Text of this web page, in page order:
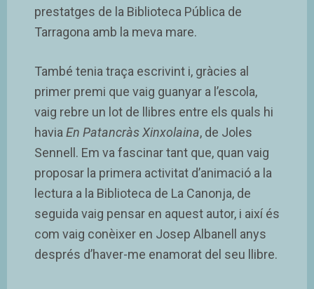
prestatges de la Biblioteca Pública de
Tarragona amb la meva mare.
També tenia traça escrivint i, gràcies al
primer premi que vaig guanyar a l’escola,
vaig rebre un lot de llibres entre els quals hi
havia En Patancràs Xinxolaina, de Joles
Sennell. Em va fascinar tant que, quan vaig
proposar la primera activitat d’animació a la
lectura a la Biblioteca de La Canonja, de
seguida vaig pensar en aquest autor, i així és
com vaig conèixer en Josep Albanell anys
després d’haver-me enamorat del seu llibre.